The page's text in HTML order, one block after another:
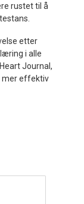
rustet til å
etter
i alle
Journal,
mer effektiv